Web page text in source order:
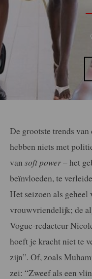
De grootste trends
hebben niets met
van soft power– het
beïnvloeden, te
Het seizoen als
vrouwvriendelijk; de
Vogue-redacteur
hoeft je kracht niet te
zijn”. Of, zoals
zei: “Zweef als een